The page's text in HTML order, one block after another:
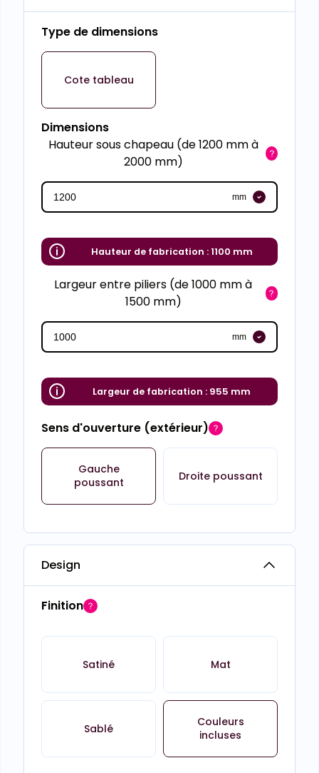
Type de dimensions
Cote tableau
Dimensions
Hauteur sous chapeau (de 1200 mm à
2000 mm)
mm
Hauteur de fabrication : 1100 mm
Largeur entre piliers (de 1000 mm à
1500 mm)
mm
Largeur de fabrication : 955 mm
Sens d'ouverture (extérieur)
Gauche
poussant
Droite poussant
Design
Finition
Satiné Mat
Sablé
Couleurs
incluses